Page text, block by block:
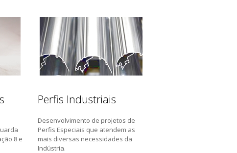
8 e
Perfis Industriais
Desenvolvimento de projetos de
Perfis Especiais que atendem as
mais diversas necessidades da
Indústria.